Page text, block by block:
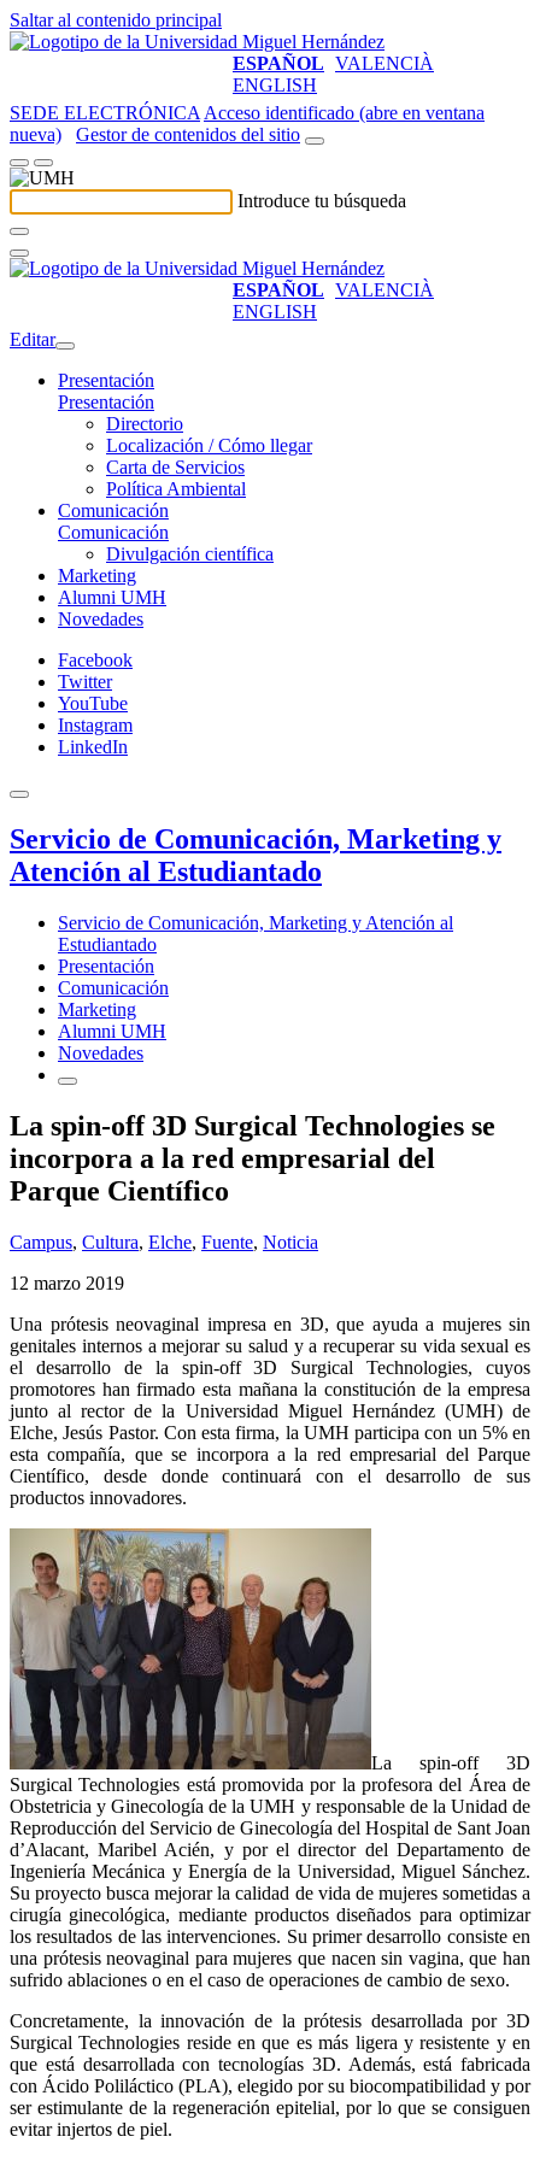
Saltar al contenido principal
ESPAÑOL VALENCIÀ
ENGLISH
SEDE ELECTRÓNICA Acceso identificado (abre en ventana
nueva)
Gestor de contenidos del sitio
Introduce tu búsqueda
ESPAÑOL VALENCIÀ
ENGLISH
Editar
Presentación
Presentación
Directorio
Localización / Cómo llegar
Carta de Servicios
Política Ambiental
Comunicación
Comunicación
Divulgación científica
Marketing
Alumni UMH
Novedades
Facebook
Twitter
YouTube
Instagram
LinkedIn
Servicio de Comunicación, Marketing y
Atención al Estudiantado
Servicio de Comunicación, Marketing y Atención al
Estudiantado
Presentación
Comunicación
Marketing
Alumni UMH
Novedades
La spin-off 3D Surgical Technologies se
incorpora a la red empresarial del
Parque Científico
Campus, Cultura, Elche, Fuente, Noticia
12 marzo 2019
Una prótesis neovaginal impresa en 3D, que ayuda a mujeres sin
genitales internos a mejorar su salud y a recuperar su vida sexual es
el desarrollo de la spin-off 3D Surgical Technologies, cuyos
promotores han firmado esta mañana la constitución de la empresa
junto al rector de la Universidad Miguel Hernández (UMH) de
Elche, Jesús Pastor. Con esta firma, la UMH participa con un 5% en
esta compañía, que se incorpora a la red empresarial del Parque
Científico, desde donde continuará con el desarrollo de sus
productos innovadores.
La spin-off 3D
Surgical Technologies está promovida por la profesora del Área de
Obstetricia y Ginecología de la UMH y responsable de la Unidad de
Reproducción del Servicio de Ginecología del Hospital de Sant Joan
d’Alacant, Maribel Acién, y por el director del Departamento de
Ingeniería Mecánica y Energía de la Universidad, Miguel Sánchez.
Su proyecto busca mejorar la calidad de vida de mujeres sometidas a
cirugía ginecológica, mediante productos diseñados para optimizar
los resultados de las intervenciones. Su primer desarrollo consiste en
una prótesis neovaginal para mujeres que nacen sin vagina, que han
sufrido ablaciones o en el caso de operaciones de cambio de sexo.
Concretamente, la innovación de la prótesis desarrollada por 3D
Surgical Technologies reside en que es más ligera y resistente y en
que está desarrollada con tecnologías 3D. Además, está fabricada
con Ácido Poliláctico (PLA), elegido por su biocompatibilidad y por
ser estimulante de la regeneración epitelial, por lo que se consiguen
evitar injertos de piel.